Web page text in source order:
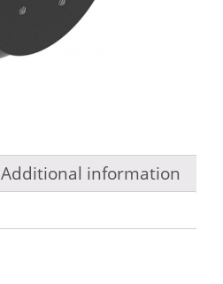
Additional information